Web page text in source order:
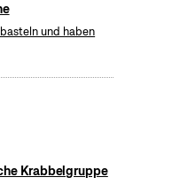
und haben
Krabbelgruppe